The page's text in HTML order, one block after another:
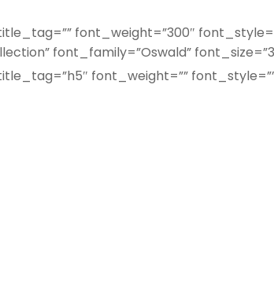
font_weight=”300″
font_family=”Oswald”
font_weight=””